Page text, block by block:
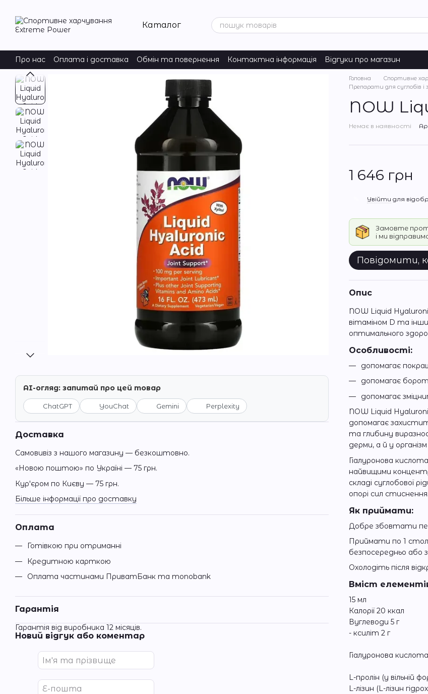
Каталог
Про нас Оплата і доставка Обмін та повернення Контактна інформація Відгуки про магазин
AI-огляд: запитай про цей товар
ChatGPT YouChat Gemini Perplexity
Доставка
Самовивіз з нашого магазину — безкоштовно.
«Новою поштою» по Україні — 75 грн.
Кур'єром по Києву — 75 грн.
Більше інформації про доставку
Оплата
Готівкою при отриманні
Кредитною карткою
Оплата частинами ПриватБанк та monobank
Гарантія
Гарантія від виробника 12 місяців.
Новий відгук або коментар
Головна Спортивне
Препарати для суглобів і
NOW
Немає в наявності
1 646 грн
Увійти для
Замовте
і ми
Повідомити,
Опис
NOW Liquid
вітаміном D та
оптимального
Особливості:
допомагає
допомагає
допомагає
NOW Liquid
допомагає
та глибину
дерми, а й у
Гіалуронова
найвищими
складі суглобової
опорі сил стиснення.
Як приймати:
Добре збовтати
Приймати по 1
безпосередньо або
Охолодіть після
Вміст
15 мл
Калорії 20 ккал
Вуглеводи 5 г
- ксиліт 2 г
Гіалуронова
L-пролін (у вільній
L-лізин (L-лізин